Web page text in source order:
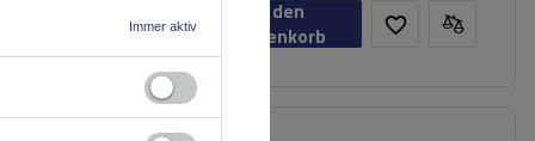
In den
Warenkorb
Immer aktiv